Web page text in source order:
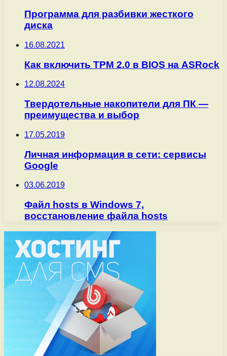
Программа для разбивки жесткого
диска
16.08.2021
Как включить TPM 2.0 в BIOS на ASRock
12.08.2024
Твердотельные накопители для ПК —
преимущества и выбор
17.05.2019
Личная информация в сети: сервисы
Google
03.06.2019
Файл hosts в Windows 7,
восстановление файла hosts